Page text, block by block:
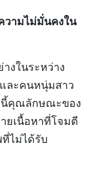
วามไม่มั่นคงใน
งในระหว่าง
ละคนหนุ่มสาว
นี้คุณลักษณะของ
ยเนื้อหาที่โจมตี
ที่ไม่ได้รับ